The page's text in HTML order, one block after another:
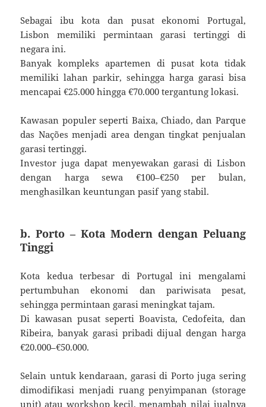
Sebagai ibu kota dan pusat ekonomi Portugal,
Lisbon memiliki permintaan garasi tertinggi di
negara ini.
Banyak kompleks apartemen di pusat kota tidak
memiliki lahan parkir, sehingga harga garasi bisa
mencapai €25.000 hingga €70.000 tergantung lokasi.
Kawasan populer seperti Baixa, Chiado, dan Parque
das Nações menjadi area dengan tingkat penjualan
garasi tertinggi.
Investor juga dapat menyewakan garasi di Lisbon
dengan harga sewa €100–€250 per bulan,
menghasilkan keuntungan pasif yang stabil.
b. Porto – Kota Modern dengan Peluang
Tinggi
Kota kedua terbesar di Portugal ini mengalami
pertumbuhan ekonomi dan pariwisata pesat,
sehingga permintaan garasi meningkat tajam.
Di kawasan pusat seperti Boavista, Cedofeita, dan
Ribeira, banyak garasi pribadi dijual dengan harga
€20.000–€50.000.
Selain untuk kendaraan, garasi di Porto juga sering
dimodifikasi menjadi ruang penyimpanan (storage
unit) atau workshop kecil, menambah nilai jualnya